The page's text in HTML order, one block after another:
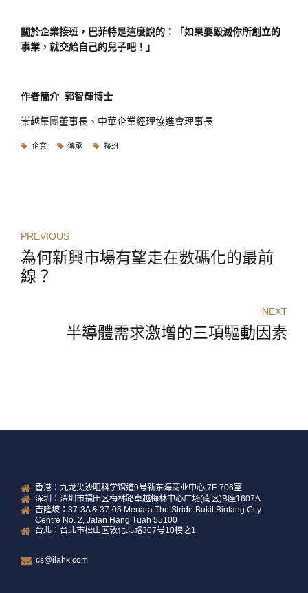
關於企業接班，巴菲特是這麼說的：「如果要毀滅你所創立的
事業，就交給自己的兒子吧！」
作者簡介_郭智輝博士
崇越集團董事長、中華企業經理協進會理事長
企業 傳承 接班
PREVIOUS
為何新興市場有望走在數碼化的最前
線？
NEXT
半導體需求激增的三項驅動因素
香港：九龙尖沙咀科学馆道9号新东海商业中心,7F-706室
深圳：深圳市福田区梅林路卓越梅林中心广场(南区)B座1607A
吉隆坡：37-3A & 37-05 Menara The Stride Bukit Bintang City
Centre No. 2, Jalan Hang Tuah 55100
台北：台北市松山区敦化北路307号10楼之1
cs@ilahk.com